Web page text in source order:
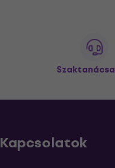
Kapcsolatok